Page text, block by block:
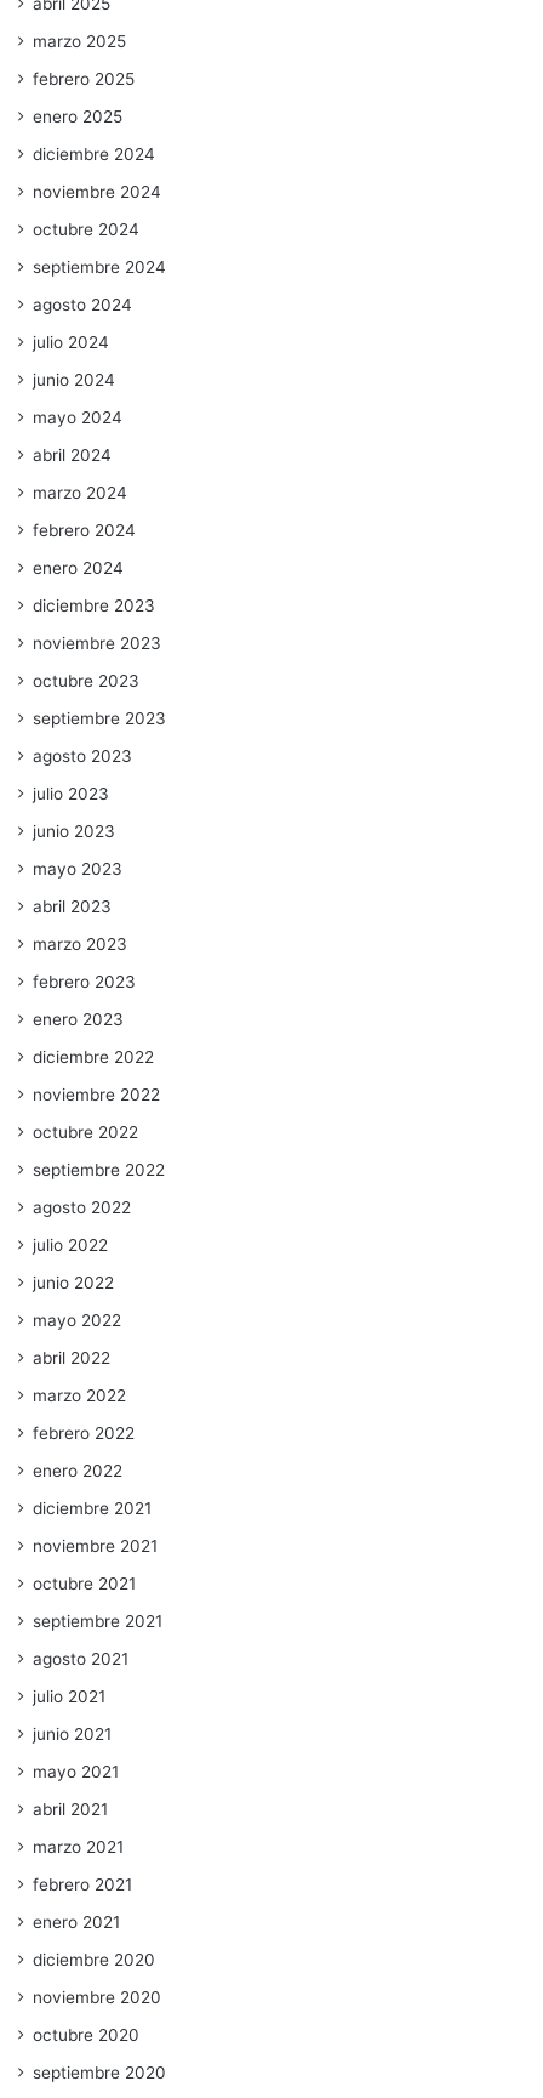
marzo 2025
febrero 2025
enero 2025
diciembre 2024
noviembre 2024
octubre 2024
septiembre 2024
agosto 2024
julio 2024
junio 2024
mayo 2024
abril 2024
marzo 2024
febrero 2024
enero 2024
diciembre 2023
noviembre 2023
octubre 2023
septiembre 2023
agosto 2023
julio 2023
junio 2023
mayo 2023
abril 2023
marzo 2023
febrero 2023
enero 2023
diciembre 2022
noviembre 2022
octubre 2022
septiembre 2022
agosto 2022
julio 2022
junio 2022
mayo 2022
abril 2022
marzo 2022
febrero 2022
enero 2022
diciembre 2021
noviembre 2021
octubre 2021
septiembre 2021
agosto 2021
julio 2021
junio 2021
mayo 2021
abril 2021
marzo 2021
febrero 2021
enero 2021
diciembre 2020
noviembre 2020
octubre 2020
septiembre 2020